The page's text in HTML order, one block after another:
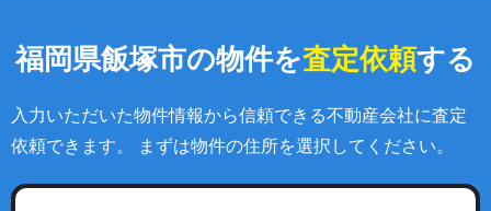
福岡県飯塚市の物件を査定依頼する
入力いただいた物件情報から信頼できる不動産会社に査定
依頼できます。 まずは物件の住所を選択してください。